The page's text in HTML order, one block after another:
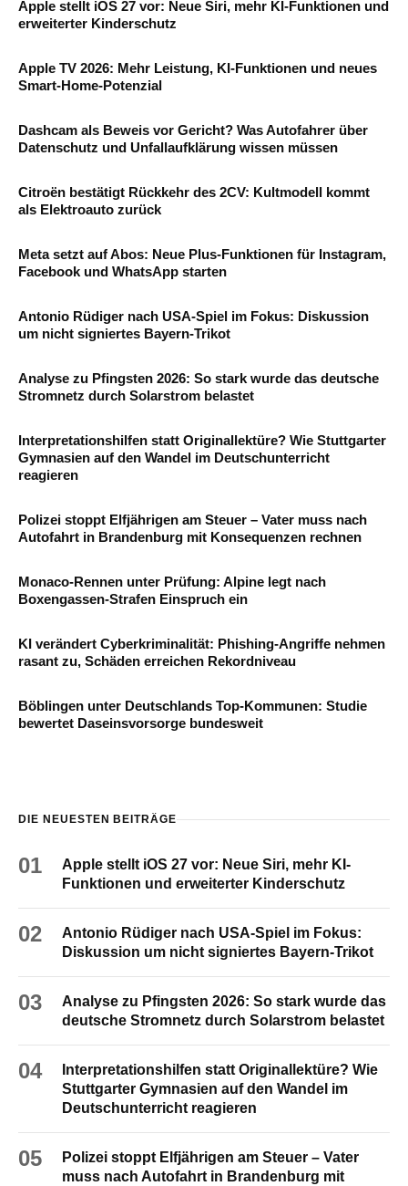
Apple stellt iOS 27 vor: Neue Siri, mehr KI-Funktionen und
erweiterter Kinderschutz
Apple TV 2026: Mehr Leistung, KI-Funktionen und neues
Smart-Home-Potenzial
Dashcam als Beweis vor Gericht? Was Autofahrer über
Datenschutz und Unfallaufklärung wissen müssen
Citroën bestätigt Rückkehr des 2CV: Kultmodell kommt
als Elektroauto zurück
Meta setzt auf Abos: Neue Plus-Funktionen für Instagram,
Facebook und WhatsApp starten
Antonio Rüdiger nach USA-Spiel im Fokus: Diskussion
um nicht signiertes Bayern-Trikot
Analyse zu Pfingsten 2026: So stark wurde das deutsche
Stromnetz durch Solarstrom belastet
Interpretationshilfen statt Originallektüre? Wie Stuttgarter
Gymnasien auf den Wandel im Deutschunterricht
reagieren
Polizei stoppt Elfjährigen am Steuer – Vater muss nach
Autofahrt in Brandenburg mit Konsequenzen rechnen
Monaco-Rennen unter Prüfung: Alpine legt nach
Boxengassen-Strafen Einspruch ein
KI verändert Cyberkriminalität: Phishing-Angriffe nehmen
rasant zu, Schäden erreichen Rekordniveau
Böblingen unter Deutschlands Top-Kommunen: Studie
bewertet Daseinsvorsorge bundesweit
DIE NEUESTEN BEITRÄGE
01
Apple stellt iOS 27 vor: Neue Siri, mehr KI-
Funktionen und erweiterter Kinderschutz
02
Antonio Rüdiger nach USA-Spiel im Fokus:
Diskussion um nicht signiertes Bayern-Trikot
03
Analyse zu Pfingsten 2026: So stark wurde das
deutsche Stromnetz durch Solarstrom belastet
04
Interpretationshilfen statt Originallektüre? Wie
Stuttgarter Gymnasien auf den Wandel im
Deutschunterricht reagieren
05
Polizei stoppt Elfjährigen am Steuer – Vater
muss nach Autofahrt in Brandenburg mit